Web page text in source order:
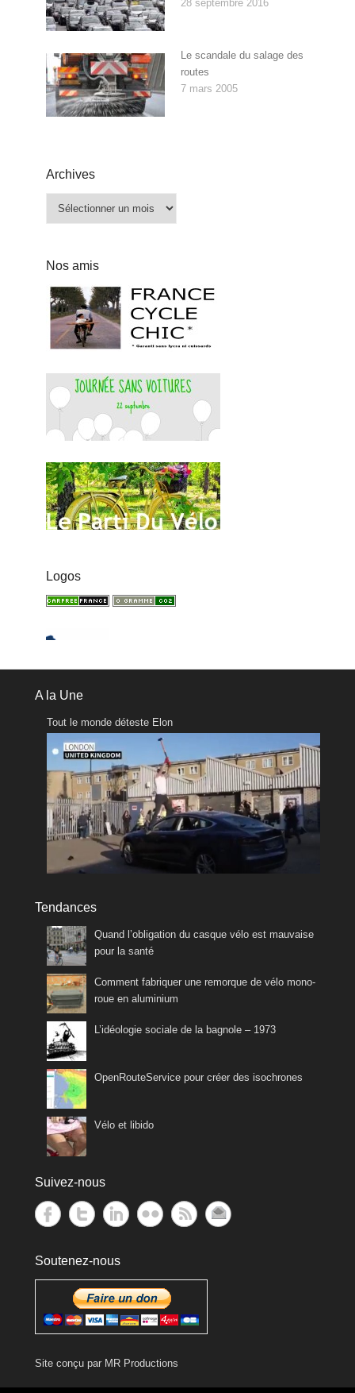
28 septembre 2016
Le scandale du salage des
routes
7 mars 2005
Archives
Nos amis
Logos
A la Une
Tout le monde déteste Elon
Tendances
Quand l’obligation du casque vélo est mauvaise
pour la santé
Comment fabriquer une remorque de vélo mono-
roue en aluminium
L’idéologie sociale de la bagnole – 1973
OpenRouteService pour créer des isochrones
Vélo et libido
Suivez-nous
Soutenez-nous
Site conçu par MR Productions